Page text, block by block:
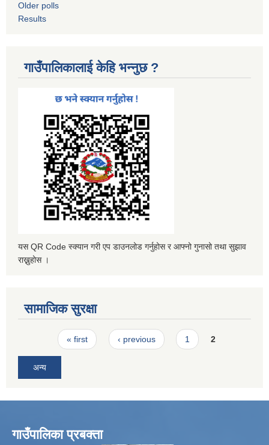
Older polls
Results
गाउँपालिकालाई केहि भन्नुछ ?
यस QR Code स्क्यान गरी एप डाउनलोड गर्नुहोस र आफ्नो गुनासो तथा सुझाव
राख्नुहोस ।
सामाजिक सुरक्षा
Pages« first ‹ previous 1 2
अन्य
गाउँपालिका प्रबक्ता